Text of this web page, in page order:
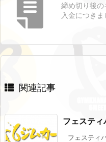
締め切り後
入金につきま
関連記事
フェステ
フェスティ